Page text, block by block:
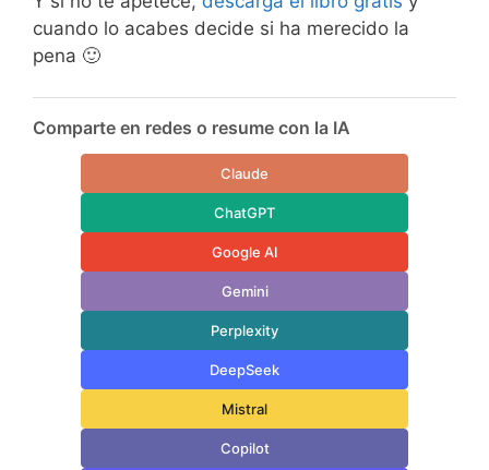
cuando lo acabes decide si ha merecido la
pena 🙂
Comparte en redes o resume con la IA
Claude
ChatGPT
Google AI
Gemini
Perplexity
DeepSeek
Mistral
Copilot